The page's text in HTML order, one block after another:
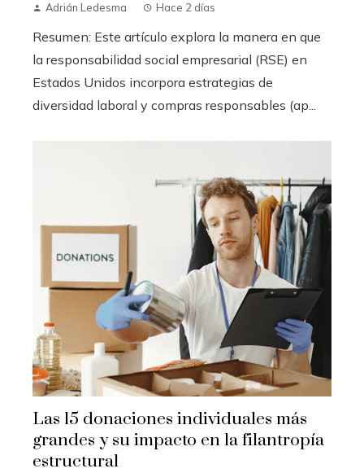
Adrián Ledesma Hace 2 días
Resumen: Este artículo explora la manera en que
la responsabilidad social empresarial (RSE) en
Estados Unidos incorpora estrategias de
diversidad laboral y compras responsables (ap...
Las 15 donaciones individuales más
grandes y su impacto en la filantropía
estructural